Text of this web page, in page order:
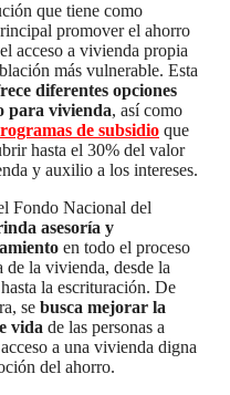
que tiene como
promover el ahorro
acceso a vivienda propia
más vulnerable. Esta
diferentes opciones
para vivienda, así como
de subsidio que
hasta el 30% del valor
y auxilio a los intereses.
Fondo Nacional del
asesoría y
en todo el proceso
de la vivienda, desde la
la escrituración. De
se busca mejorar la
vida de las personas a
a una vivienda digna
del ahorro.